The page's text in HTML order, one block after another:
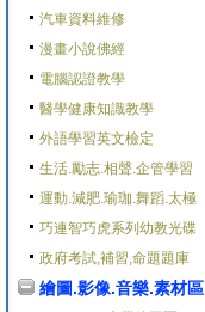
汽車資料維修
漫畫小說佛經
電腦認證教學
醫學健康知識教學
外語學習英文檢定
生活.勵志.相聲.企管學習
運動.減肥.瑜珈.舞蹈.太極
巧連智巧虎系列幼教光碟
政府考試,補習,命題題庫
繪圖.影像.音樂.素材區